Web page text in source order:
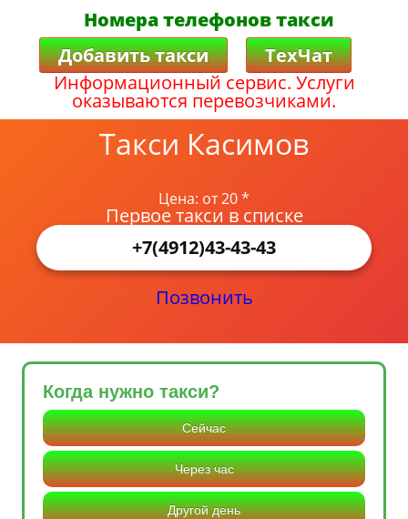
Номера телефонов такси
Добавить такси
ТехЧат
Информационный сервис. Услуги
оказываются перевозчиками.
Такси Касимов
Цена: от 20 *
Первое такси в списке
+7(4912)43-43-43
Позвонить
Когда нужно такси?
Сейчас
Через час
Другой день